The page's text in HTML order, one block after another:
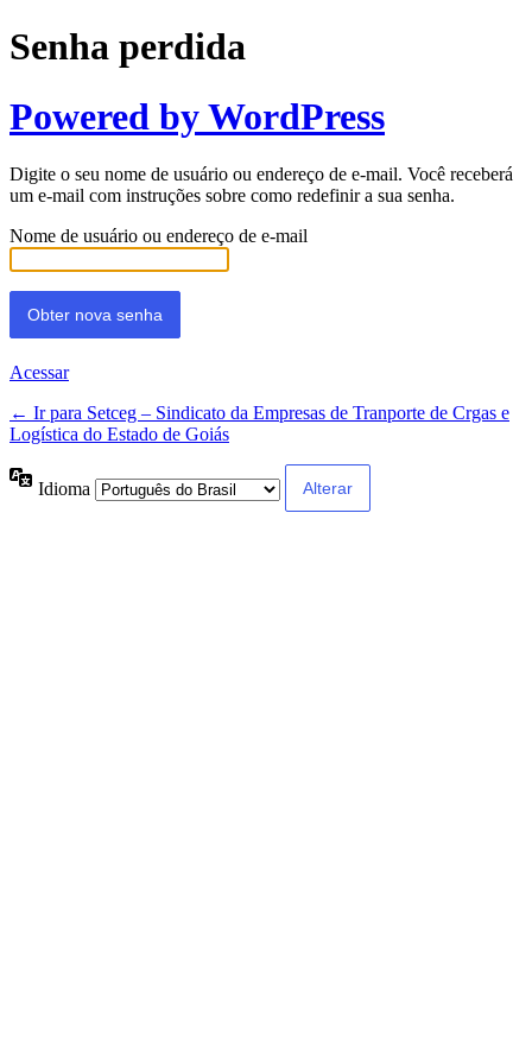
Senha perdida
Powered by WordPress
Digite o seu nome de usuário ou endereço de e-mail. Você receberá
um e-mail com instruções sobre como redefinir a sua senha.
Nome de usuário ou endereço de e-mail
Acessar
← Ir para Setceg – Sindicato da Empresas de Tranporte de Crgas e
Logística do Estado de Goiás
Idioma